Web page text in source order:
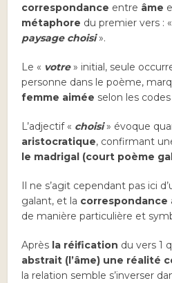
correspondance entre âme
métaphore du premier vers : «
paysage choisi».
Le « votre» initial, seule
personne dans le poème,
femme aimée selon les
L’adjectif « choisi» évoque
aristocratique, confirmant
le madrigal (court poème
Il ne s’agit cependant pas ici
galant, et la correspondance
de manière particulière et
Après la réification du vers 1
abstrait (l’âme) une réalité
la relation semble s’inverser